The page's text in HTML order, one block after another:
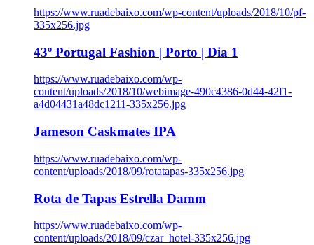
https://www.ruadebaixo.com/wp-content/uploads/2018/10/pf-
335x256.jpg
43º Portugal Fashion | Porto | Dia 1
https://www.ruadebaixo.com/wp-
content/uploads/2018/10/webimage-490c4386-0d44-42f1-
a4d04431a48dc1211-335x256.jpg
Jameson Caskmates IPA
https://www.ruadebaixo.com/wp-
content/uploads/2018/09/rotatapas-335x256.jpg
Rota de Tapas Estrella Damm
https://www.ruadebaixo.com/wp-
content/uploads/2018/09/czar_hotel-335x256.jpg